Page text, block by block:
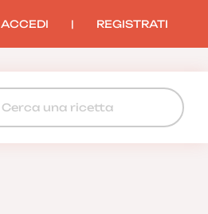
ACCEDI | REGISTRATI